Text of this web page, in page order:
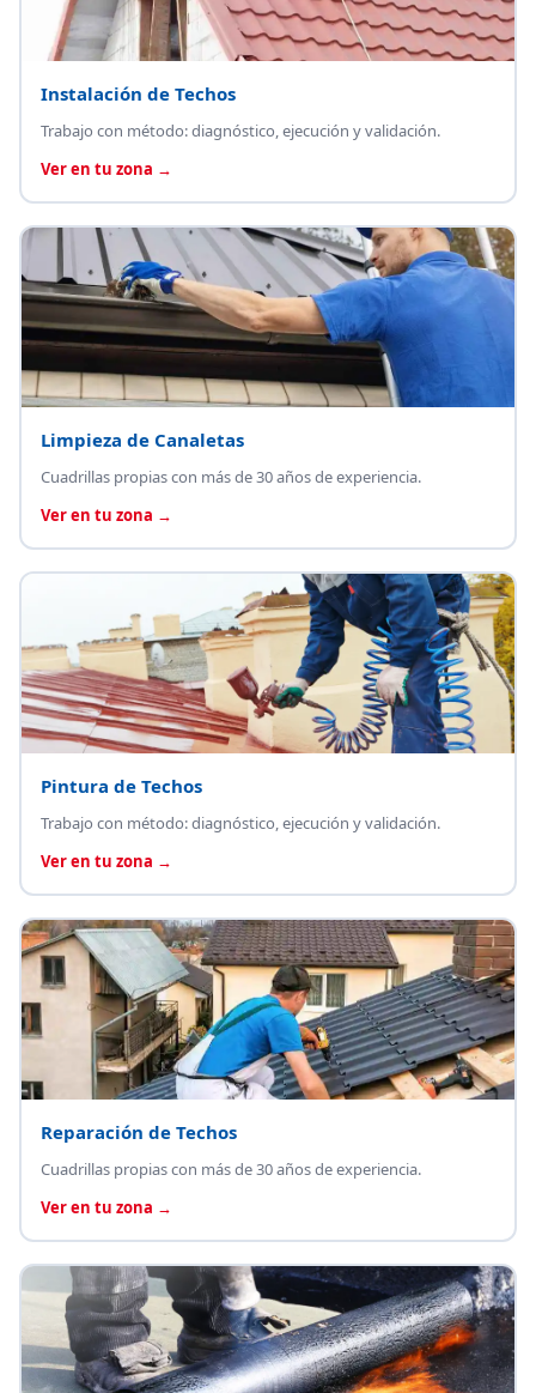
Instalación de Techos
Trabajo con método: diagnóstico, ejecución y validación.
Ver en tu zona →
Limpieza de Canaletas
Cuadrillas propias con más de 30 años de experiencia.
Ver en tu zona →
Pintura de Techos
Trabajo con método: diagnóstico, ejecución y validación.
Ver en tu zona →
Reparación de Techos
Cuadrillas propias con más de 30 años de experiencia.
Ver en tu zona →